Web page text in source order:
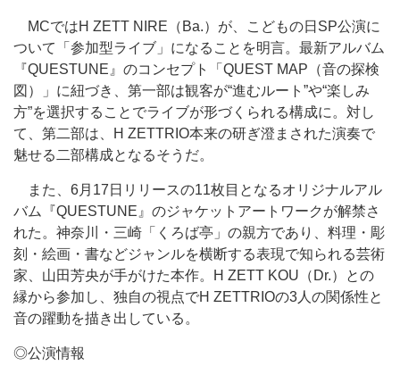
MCではH ZETT NIRE（Ba.）が、こどもの日SP公演に
ついて「参加型ライブ」になることを明言。最新アルバム
『QUESTUNE』のコンセプト「QUEST MAP（音の探検
図）」に紐づき、第一部は観客が“進むルート”や“楽しみ
方”を選択することでライブが形づくられる構成に。対し
て、第二部は、H ZETTRIO本来の研ぎ澄まされた演奏で
魅せる二部構成となるそうだ。
また、6月17日リリースの11枚目となるオリジナルアル
バム『QUESTUNE』のジャケットアートワークが解禁さ
れた。神奈川・三崎「くろば亭」の親方であり、料理・彫
刻・絵画・書などジャンルを横断する表現で知られる芸術
家、山田芳央が手がけた本作。H ZETT KOU（Dr.）との
縁から参加し、独自の視点でH ZETTRIOの3人の関係性と
音の躍動を描き出している。
◎公演情報